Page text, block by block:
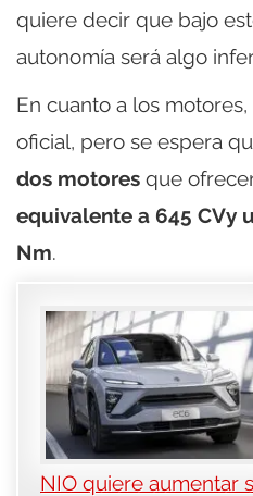
quiere decir que bajo
autonomía será algo
En cuanto a los
oficial, pero se espera
dos motores que
equivalente a 645 CVy
Nm.
NIO quiere aumentar